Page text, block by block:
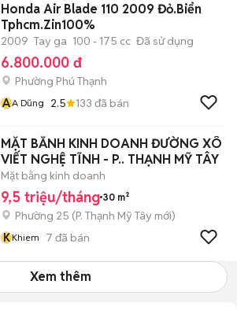
Honda Air Blade 110 2009 Đỏ.Biển
Tphcm.Zin100%
2009 Tay ga 100 - 175 cc Đã sử dụng
6.800.000 đ
Phường Phú Thạnh
AA Dũng 2.5 133 đã bán
MẶT BẰNH KINH DOANH ĐƯỜNG XÔ
VIẾT NGHỆ TĨNH - P.. THẠNH MỸ TÂY
Mặt bằng kinh doanh
9,5 triệu/tháng 30 m²
Phường 25 (P. Thạnh Mỹ Tây mới)
KKhiem 7 đã bán
Xem thêm